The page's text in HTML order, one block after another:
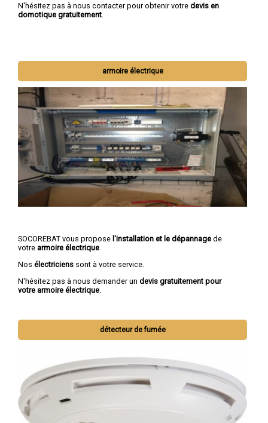
N'hésitez pas à nous contacter pour obtenir votre devis en
domotique gratuitement
armoire électrique
SOCOREBAT vous propose l'installation et le dépannage de
votre armoire électrique.
Nos électriciens sont à votre service.
N'hésitez pas à nous demander un devis gratuitement pour
votre armoire électrique
détecteur de fumée